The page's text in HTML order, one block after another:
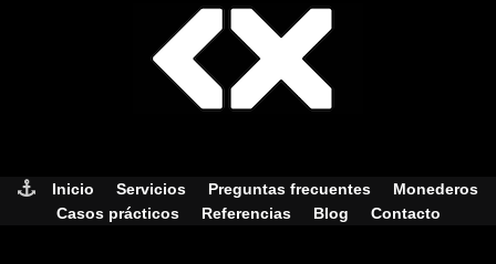
Inicio Servicios Preguntas frecuentes
Monederos
Casos prácticos
Referencias Blog Contacto